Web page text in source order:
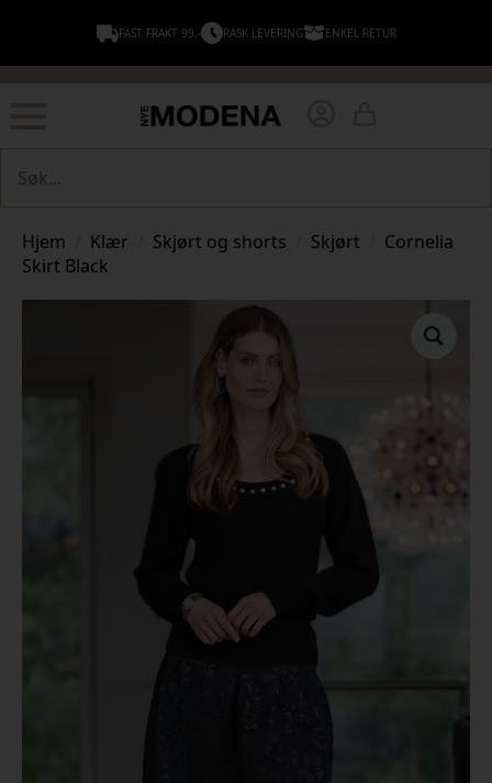
FAST FRAKT 99,- RASK LEVERING ENKEL RETUR
Hjem Klær Skjørt og shorts Skjørt
Cornelia
Skirt Black